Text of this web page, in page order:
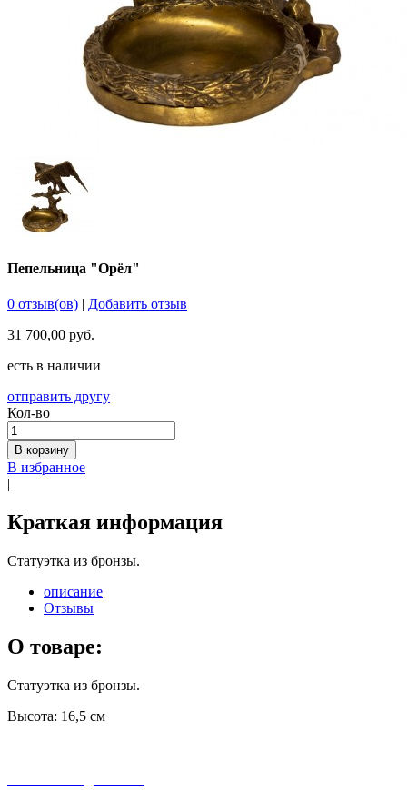
Пепельница "Орёл"
0 отзыв(ов) | Добавить отзыв
31 700,00 руб.
есть в наличии
отправить другу
Кол-во
В корзину
В избранное
|
Краткая информация
Статуэтка из бронзы.
описание
Отзывы
О товаре:
Статуэтка из бронзы.
Высота: 16,5 см